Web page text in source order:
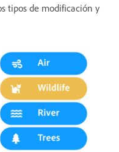
tipos de modificación y